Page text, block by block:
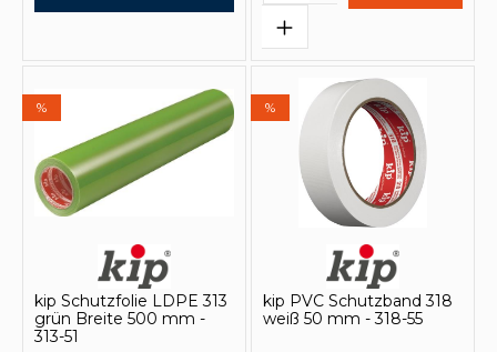
%
kip Schutzfolie LDPE 313
grün Breite 500 mm -
313-51
%
kip PVC Schutzband 318
weiß 50 mm - 318-55